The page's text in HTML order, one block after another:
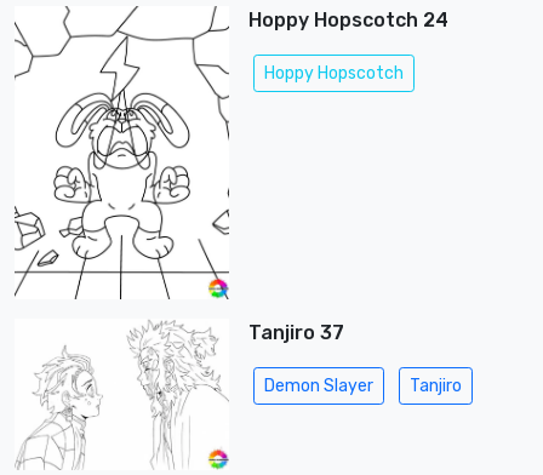
Hoppy Hopscotch 24
Hoppy Hopscotch
Tanjiro 37
Demon Slayer Tanjiro